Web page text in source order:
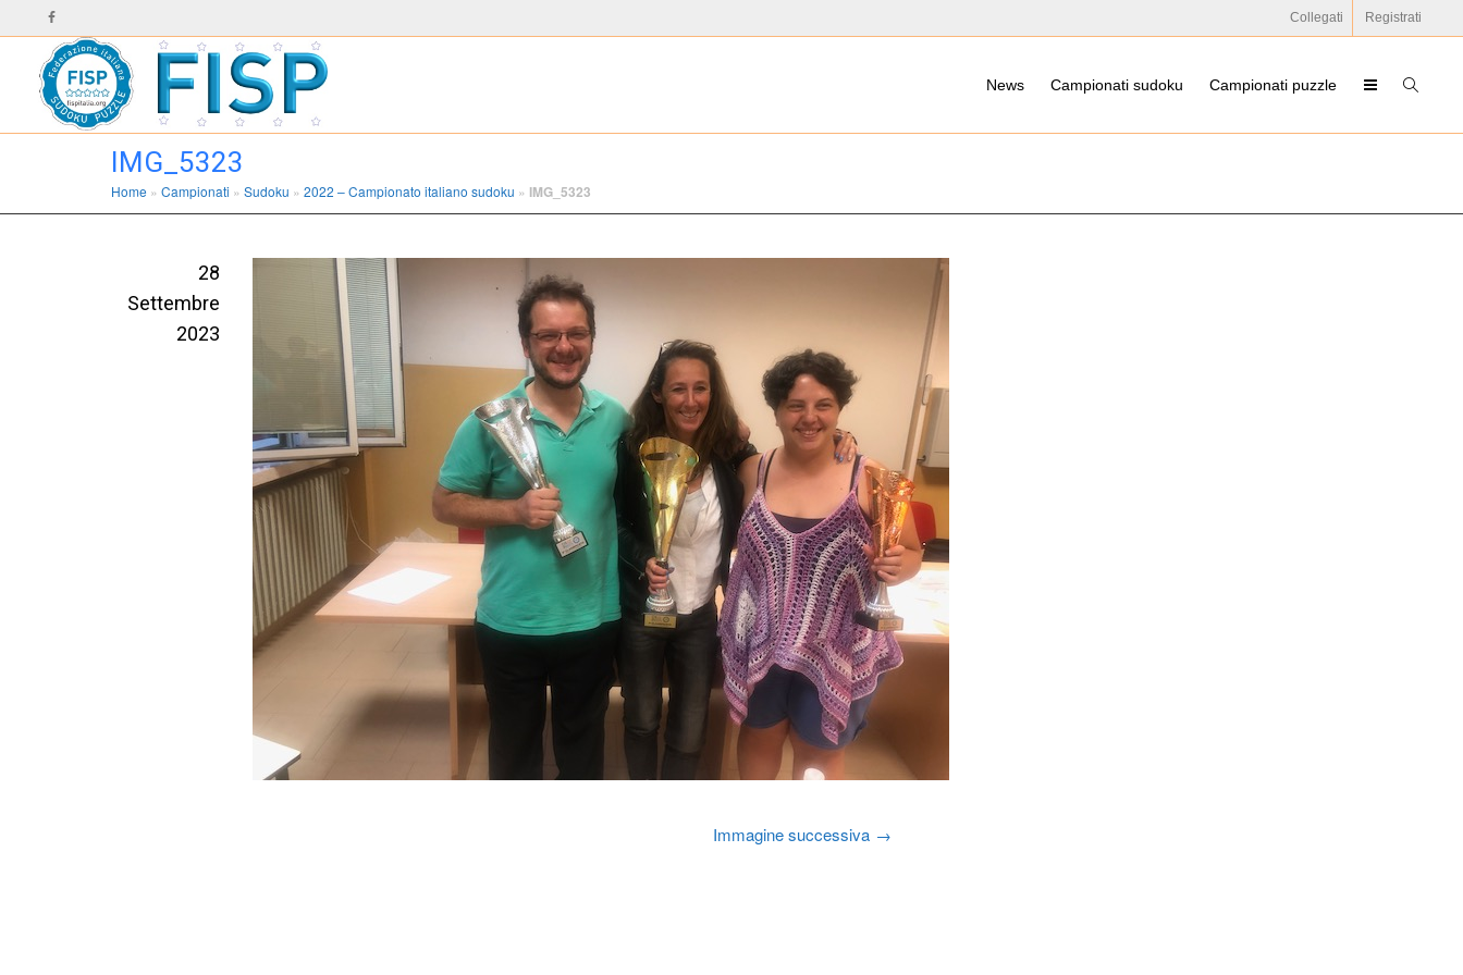
Collegati Registrati
News Campionati sudoku Campionati puzzle
IMG_5323
Home » Campionati » Sudoku » 2022 – Campionato italiano sudoku » IMG_5323
28
Settembre
2023
Immagine successiva